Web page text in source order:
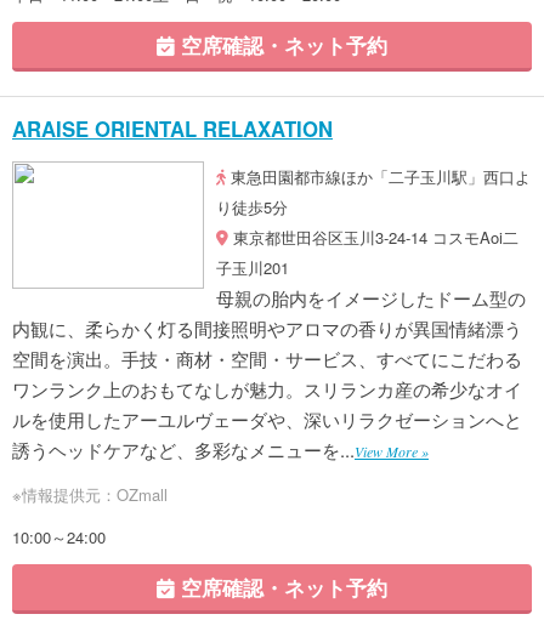
空席確認・ネット予約
ARAISE ORIENTAL RELAXATION
東急田園都市線ほか「二子玉川駅」西口よ
り徒歩5分
東京都世田谷区玉川3-24-14 コスモAoi二
子玉川201
母親の胎内をイメージしたドーム型の
内観に、柔らかく灯る間接照明やアロマの香りが異国情緒漂う
空間を演出。手技・商材・空間・サービス、すべてにこだわる
ワンランク上のおもてなしが魅力。スリランカ産の希少なオイ
ルを使用したアーユルヴェーダや、深いリラクゼーションへと
誘うヘッドケアなど、多彩なメニューを...View More »
※情報提供元：OZmall
10:00～24:00
空席確認・ネット予約